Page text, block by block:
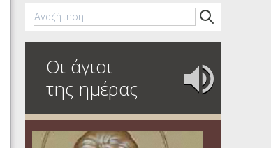
Οι άγιοι
της ημέρας